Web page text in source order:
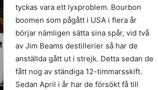
tyckas vara ett lyxproblem. Bourbon
boomen som pågått i USA i flera år
börjar nämligen sätta sina spår, vid två
av Jim Beams destillerier så har de
anställda gått ut i strejk. Detta sedan de
fått nog av ständiga 12-timmarsskift.
Sedan April i år har de försökt få till